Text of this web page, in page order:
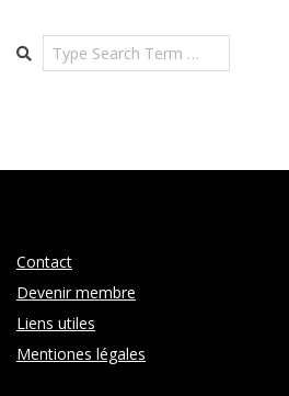
Search
Contact
Devenir membre
Liens utiles
Mentiones légales